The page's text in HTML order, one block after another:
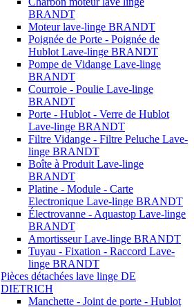
BRANDT
Moteur lave-linge BRANDT
Poignée de Porte - Poignée de
Hublot Lave-linge BRANDT
Pompe de Vidange Lave-linge
BRANDT
Courroie - Poulie Lave-linge
BRANDT
Porte - Hublot - Verre de Hublot
Lave-linge BRANDT
Filtre Vidange - Filtre Peluche Lave-
linge BRANDT
Boîte à Produit Lave-linge
BRANDT
Platine - Module - Carte
Electronique Lave-linge BRANDT
Électrovanne - Aquastop Lave-linge
BRANDT
Amortisseur Lave-linge BRANDT
Tuyau - Fixation - Raccord Lave-
linge BRANDT
Pièces détachées lave linge DE
DIETRICH
Manchette - Joint de porte - Hublot